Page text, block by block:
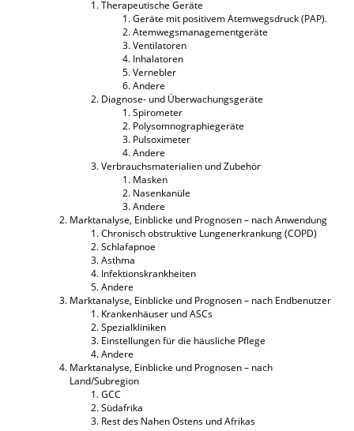
Therapeutische Geräte
Geräte mit positivem Atemwegsdruck (PAP).
Atemwegsmanagementgeräte
Ventilatoren
Inhalatoren
Vernebler
Andere
Diagnose- und Überwachungsgeräte
Spirometer
Polysomnographiegeräte
Pulsoximeter
Andere
Verbrauchsmaterialien und Zubehör
Masken
Nasenkanüle
Andere
Marktanalyse, Einblicke und Prognosen – nach Anwendung
Chronisch obstruktive Lungenerkrankung (COPD)
Schlafapnoe
Asthma
Infektionskrankheiten
Andere
Marktanalyse, Einblicke und Prognosen – nach Endbenutzer
Krankenhäuser und ASCs
Spezialkliniken
Einstellungen für die häusliche Pflege
Andere
Marktanalyse, Einblicke und Prognosen – nach
Land/Subregion
GCC
Südafrika
Rest des Nahen Ostens und Afrikas